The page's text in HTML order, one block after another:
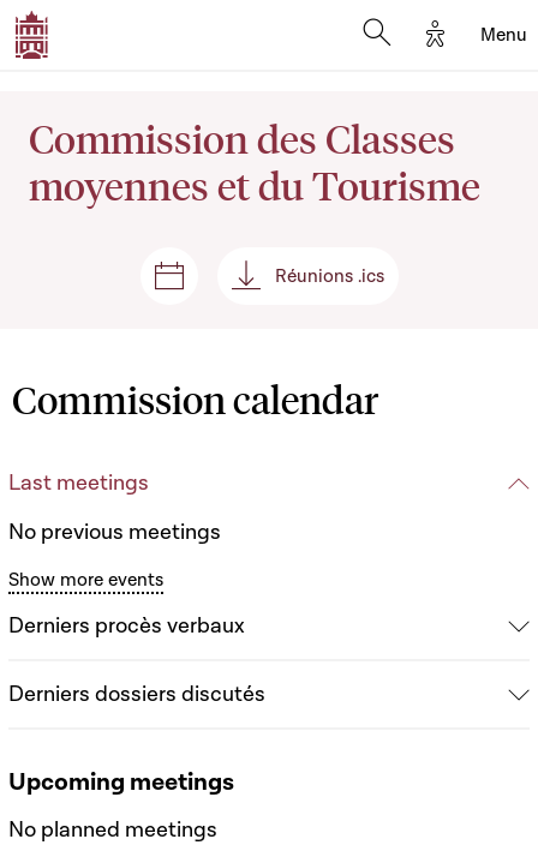
Options
Menu
Commission des Classes
moyennes et du Tourisme
Sessions and meetings
Réunions .ics
Réunions .ics
Commission calendar
Last meetings
No previous meetings
Show more events
Derniers procès verbaux
Derniers dossiers discutés
Upcoming meetings
No planned meetings